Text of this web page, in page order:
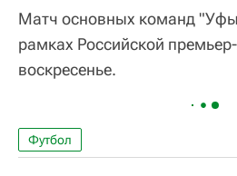
Матч основных команд
рамках Российской
воскресенье.
Футбол